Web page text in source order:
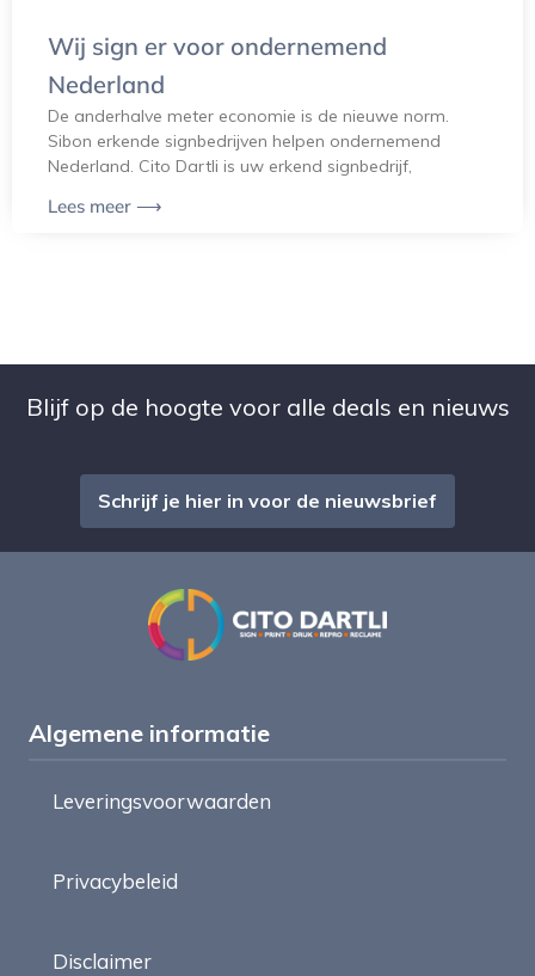
Wij sign er voor ondernemend
Nederland
De anderhalve meter economie is de nieuwe norm.
Sibon erkende signbedrijven helpen ondernemend
Nederland. Cito Dartli is uw erkend signbedrijf,
Lees meer ⟶
Blijf op de hoogte voor alle deals en nieuws
Schrijf je hier in voor de nieuwsbrief
Algemene informatie
Leveringsvoorwaarden
Privacybeleid
Disclaimer